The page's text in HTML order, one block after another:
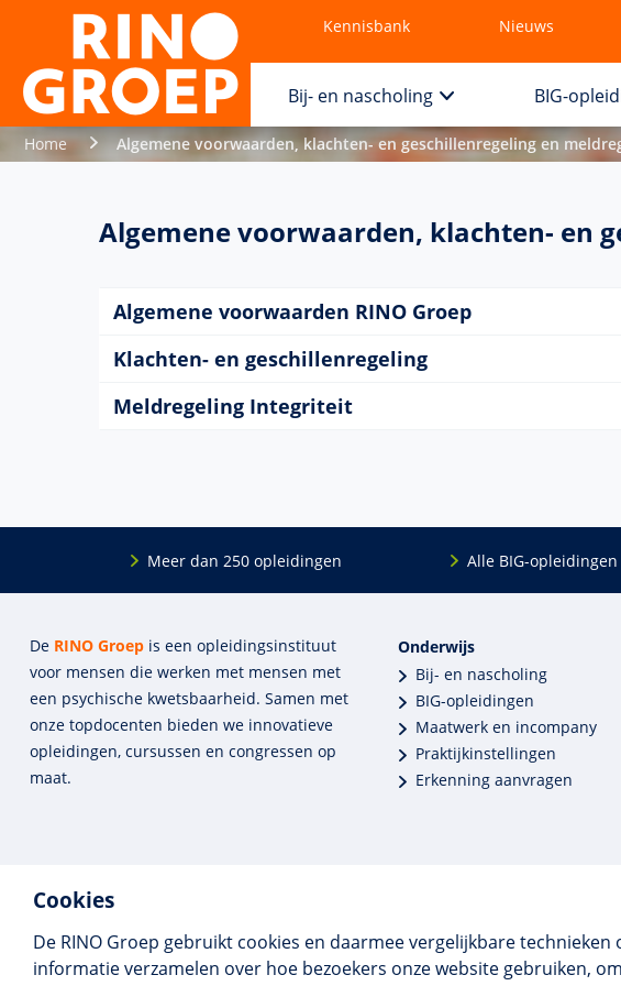
Cookies
De RINO Groep gebruikt cookies en daarmee vergelijkbare
informatie verzamelen over hoe bezoekers onze website gebruiken,
Kennisbank Nieuws
Bij- en nascholing BIG-
Home Algemene voorwaarden, klachten- en geschillenregeling en
Algemene voorwaarden, klachten- en
Algemene voorwaarden RINO Groep
Klachten- en geschillenregeling
Meldregeling Integriteit
Meer dan 250 opleidingen Alle BIG-
De RINO Groepis een opleidings­insti­tuut
voor mensen die werken met mensen met
een psychische kwets­baar­heid. Samen met
onze top­docenten bieden we innova­tieve
opleidingen, cursussen en congres­sen op
maat.
Onderwijs
Bij- en nascholing
BIG-opleidingen
Maatwerk en incompany
Praktijkinstellingen
Erkenning aanvragen